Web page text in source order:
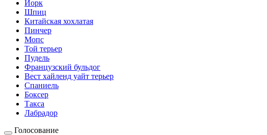
Йорк
Шпиц
Китайская хохлатая
Пинчер
Мопс
Той терьер
Пудель
Французский бульдог
Вест хайленд уайт терьер
Спаниель
Боксер
Такса
Лабрадор
Голосование